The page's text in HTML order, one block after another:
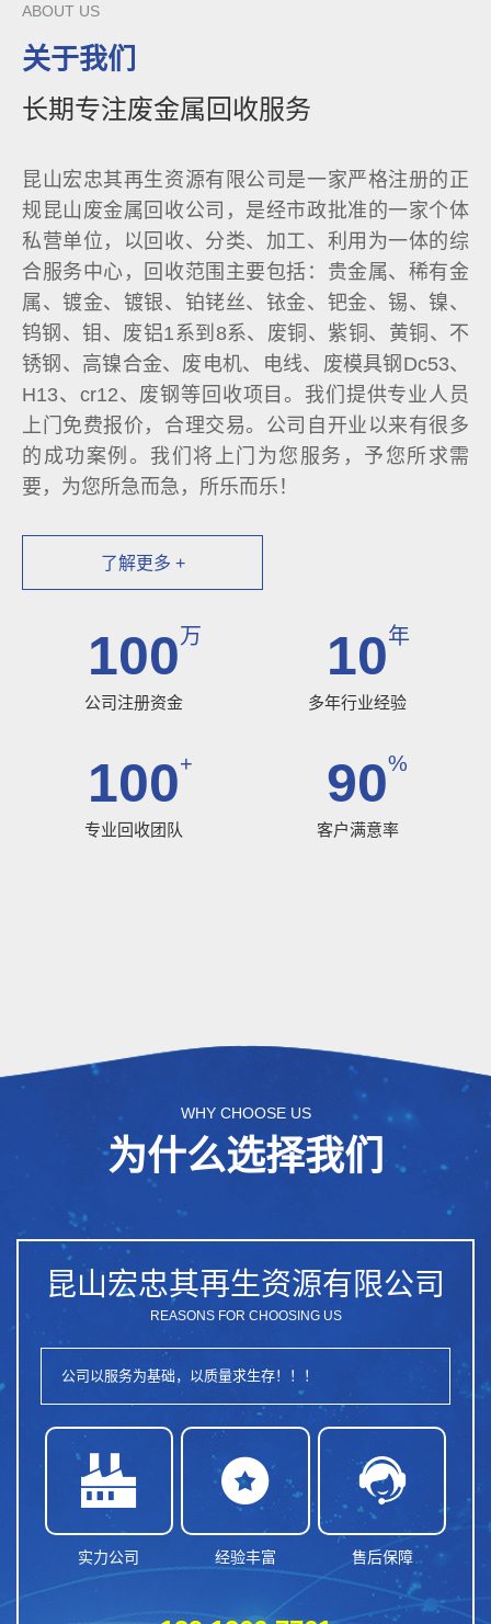
ABOUT US
关于我们
长期专注废金属回收服务
昆山宏忠其再生资源有限公司是一家严格注册的正
规昆山废金属回收公司，是经市政批准的一家个体
私营单位，以回收、分类、加工、利用为一体的综
合服务中心，回收范围主要包括：贵金属、稀有金
属、镀金、镀银、铂铑丝、铱金、钯金、锡、镍、
钨钢、钼、废铝1系到8系、废铜、紫铜、黄铜、不
锈钢、高镍合金、废电机、电线、废模具钢Dc53、
H13、cr12、废钢等回收项目。我们提供专业人员
上门免费报价，合理交易。公司自开业以来有很多
的成功案例。我们将上门为您服务，予您所求需
要，为您所急而急，所乐而乐！
了解更多 +
100万
公司注册资金
10年
多年行业经验
100+
专业回收团队
90%
客户满意率
WHY CHOOSE US
为什么选择我们
昆山宏忠其再生资源有限公司
REASONS FOR CHOOSING US
公司以服务为基础，以质量求生存！！！

实力公司

经验丰富

售后保障